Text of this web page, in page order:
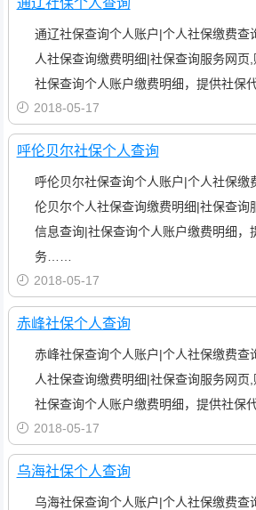
通辽社保个人查询
通辽社保查询个人账户|个人社保缴费查
人社保查询缴费明细|社保查询服务网页
社保查询个人账户缴费明细，提供社保
2018-05-17
呼伦贝尔社保个人查询
呼伦贝尔社保查询个人账户|个人社保缴
伦贝尔个人社保查询缴费明细|社保查询
信息查询|社保查询个人账户缴费明细，
务……
2018-05-17
赤峰社保个人查询
赤峰社保查询个人账户|个人社保缴费查
人社保查询缴费明细|社保查询服务网页
社保查询个人账户缴费明细，提供社保
2018-05-17
乌海社保个人查询
乌海社保查询个人账户|个人社保缴费查